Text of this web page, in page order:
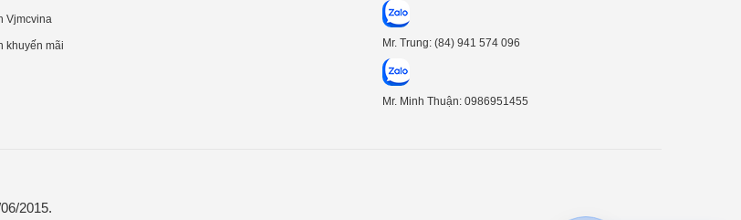
Vjmcvina
khuyến mãi Mr. Trung: (84) 941 574 096
Mr. Minh Thuận: 0986951455
2015.